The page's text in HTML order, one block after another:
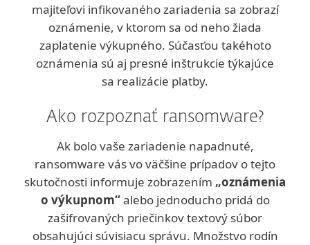
majiteľovi infikovaného zariadenia sa zobrazí
oznámenie, v ktorom sa od neho žiada
zaplatenie výkupného. Súčasťou takéhoto
oznámenia sú aj presné inštrukcie týkajúce
sa realizácie platby.
Ako rozpoznať ransomware?
Ak bolo vaše zariadenie napadnuté,
ransomware vás vo väčšine prípadov o tejto
skutočnosti informuje zobrazením „oznámenia
o výkupnom“alebo jednoducho pridá do
zašifrovaných priečinkov textový súbor
obsahujúci súvisiacu správu. Množstvo rodín